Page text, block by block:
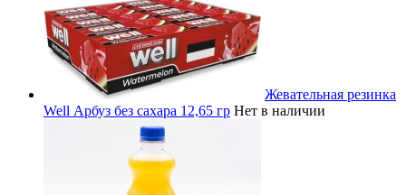
Жевательная резинка
Well Арбуз без сахара 12,65 гр Нет в наличии